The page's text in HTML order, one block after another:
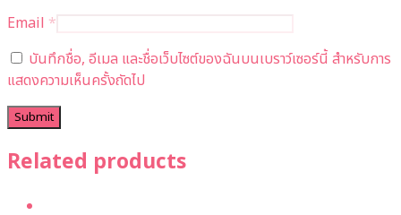
Email *
บันทึกชื่อ, อีเมล และชื่อเว็บไซต์ของฉันบนเบราว์เซอร์นี้ สำหรับการ
แสดงความเห็นครั้งถัดไป
Related products